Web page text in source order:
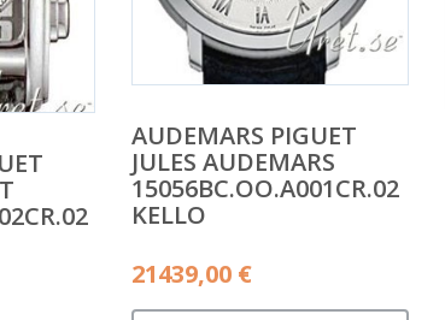
AUDEMARS PIGUET
JULES AUDEMARS
15056BC.OO.A001CR.02
KELLO
21439,00 €